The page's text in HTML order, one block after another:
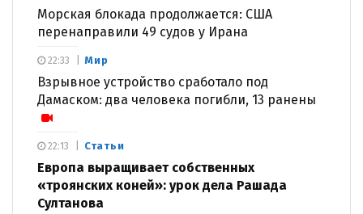
Морская блокада продолжается: США
перенаправили 49 судов у Ирана
Мир
Взрывное устройство сработало под
Дамаском: два человека погибли, 13 ранены
22:33
Статьи
Европа выращивает собственных
«троянских коней»: урок дела Рашада
Султанова
22:13